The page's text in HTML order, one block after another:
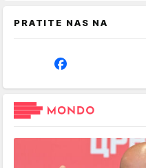
PRATITE NAS NA